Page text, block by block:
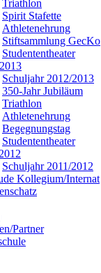
Triathlon
Spirit Stafette
Athletenehrung
Stiftsammlung GecKo
Studententheater
Schuljahr 2012/2013
350-Jahr Jubiläum
Triathlon
Athletenehrung
Begegnungstag
Studententheater
Schuljahr 2011/2012
Kollegium/Internat
Partner